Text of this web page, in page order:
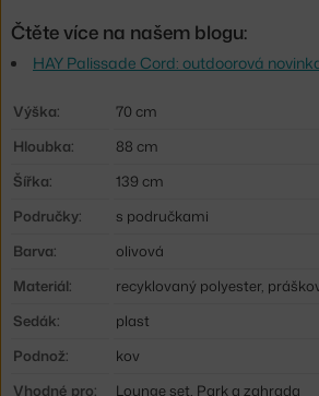
Čtěte více na našem blogu:
HAY Palissade Cord: outdoorová
Výška:
70 cm
Hloubka:
88 cm
Šířka:
139 cm
Područky:
s područkami
Barva:
olivová
Materiál:
recyklovaný polyester,
Sedák:
plast
Podnož:
kov
Vhodné pro:
Lounge set, Park a zahrada